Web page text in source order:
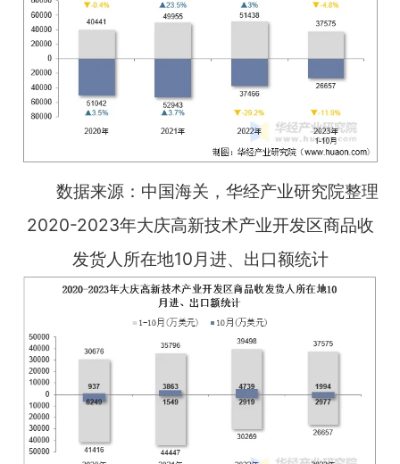
数据来源：中国海关，华经产业研究院整理
2020-2023年大庆高新技术产业开发区商品收
发货人所在地10月进、出口额统计